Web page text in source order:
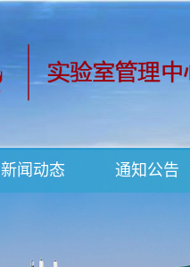
新闻动态 通知公告